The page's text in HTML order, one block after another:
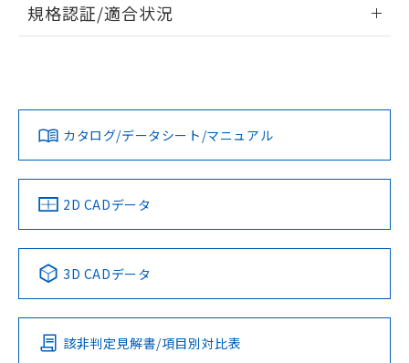
ログイン/会員登録
ダウンロードデータをご利用いただく前に、以下を必ずお読
みください。
ソフトウェアの使用条件
EU RoHS 注意事項・凡例
対応済み
中国 RoHS 注意事項・凡例
Pb Hg Cd Cr(VI)
O
規格認証/適合状況
カタログ/データシート/マニュアル
2D CADデータ
3D CADデータ
該非判定見解書/項目別対比表